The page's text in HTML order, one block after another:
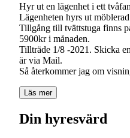
Hyr ut en lägenhet i ett
Lägenheten hyrs ut
Tillgång till tvättstuga finns
5900kr i månaden.
Tillträde 1/8 -2021. Skicka
är via Mail.
Så återkommer jag om
Läs mer
Din hyresvärd